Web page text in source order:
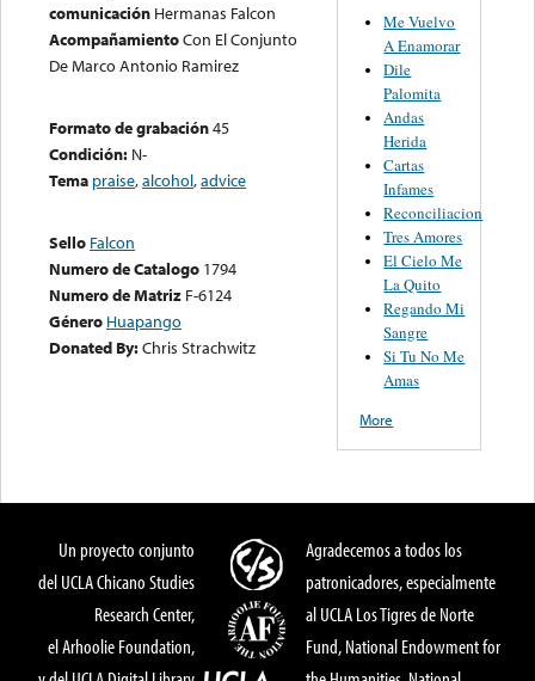
comunicación Hermanas Falcon
AcompañamientoCon El Conjunto
De Marco Antonio Ramirez
Formato de grabación45
Condición: N-
Tema praise,alcohol,advice
Sello Falcon
Numero de Catalogo 1794
Numero de Matriz F-6124
Género Huapango
Donated By:Chris Strachwitz
Me Vuelvo
A Enamorar
Dile
Palomita
Andas
Herida
Cartas
Infames
Reconciliacion
Tres Amores
El Cielo Me
La Quito
Regando Mi
Sangre
Si Tu No Me
Amas
More
Un proyecto conjunto
del UCLA Chicano Studies
Research Center,
el Arhoolie Foundation,
Agradecemos a todos los
patronicadores, especialmente
al UCLA Los Tigres de Norte
Fund, National Endowment for